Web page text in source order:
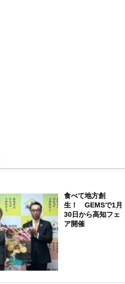
食べて地方創
生！ GEMSで1月
30日から高知フェ
ア開催